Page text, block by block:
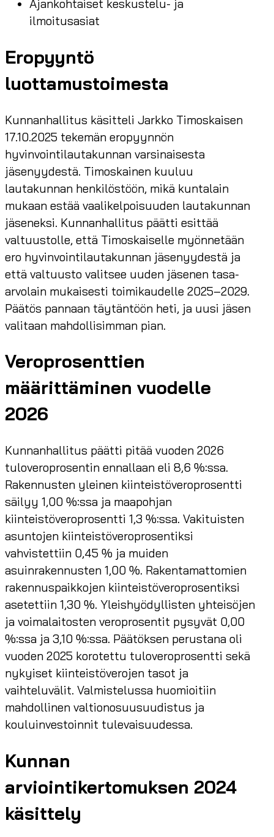
Ajankohtaiset keskustelu- ja
ilmoitusasiat
Eropyyntö
luottamustoimesta
Kunnanhallitus käsitteli Jarkko Timoskaisen
17.10.2025 tekemän eropyynnön
hyvinvointilautakunnan varsinaisesta
jäsenyydestä. Timoskainen kuuluu
lautakunnan henkilöstöön, mikä kuntalain
mukaan estää vaalikelpoisuuden lautakunnan
jäseneksi. Kunnanhallitus päätti esittää
valtuustolle, että Timoskaiselle myönnetään
ero hyvinvointilautakunnan jäsenyydestä ja
että valtuusto valitsee uuden jäsenen tasa-
arvolain mukaisesti toimikaudelle 2025–2029.
Päätös pannaan täytäntöön heti, ja uusi jäsen
valitaan mahdollisimman pian.
Veroprosenttien
määrittäminen vuodelle
2026
Kunnanhallitus päätti pitää vuoden 2026
tuloveroprosentin ennallaan eli 8,6 %:ssa.
Rakennusten yleinen kiinteistöveroprosentti
säilyy 1,00 %:ssa ja maapohjan
kiinteistöveroprosentti 1,3 %:ssa. Vakituisten
asuntojen kiinteistöveroprosentiksi
vahvistettiin 0,45 % ja muiden
asuinrakennusten 1,00 %. Rakentamattomien
rakennuspaikkojen kiinteistöveroprosentiksi
asetettiin 1,30 %. Yleishyödyllisten yhteisöjen
ja voimalaitosten veroprosentit pysyvät 0,00
%:ssa ja 3,10 %:ssa. Päätöksen perustana oli
vuoden 2025 korotettu tuloveroprosentti sekä
nykyiset kiinteistöverojen tasot ja
vaihteluvälit. Valmistelussa huomioitiin
mahdollinen valtionosuusuudistus ja
kouluinvestoinnit tulevaisuudessa.
Kunnan
arviointikertomuksen 2024
käsittely